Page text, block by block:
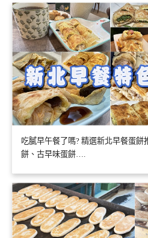
吃膩早午餐了嗎? 精選新北早餐蛋
餅、古早味蛋餅….